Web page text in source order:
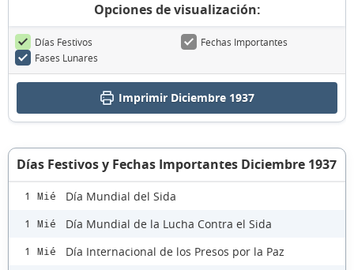
Opciones de visualización:
Días Festivos
Fechas Importantes
Fases Lunares
Imprimir Diciembre 1937
Días Festivos y Fechas Importantes Diciembre 1937
1 Mié Día Mundial del Sida
1 Mié Día Mundial de la Lucha Contra el Sida
1 Mié Día Internacional de los Presos por la Paz